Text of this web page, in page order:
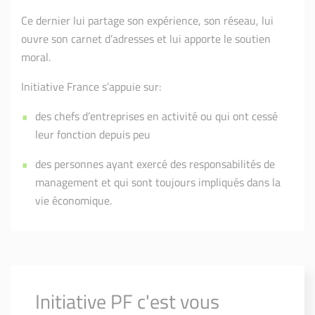
Ce dernier lui partage son expérience, son réseau, lui
ouvre son carnet d’adresses et lui apporte le soutien
moral.
Initiative France s’appuie sur:
des chefs d’entreprises en activité ou qui ont cessé
leur fonction depuis peu
des personnes ayant exercé des responsabilités de
management et qui sont toujours impliqués dans la
vie économique.
Initiative PF c'est vous